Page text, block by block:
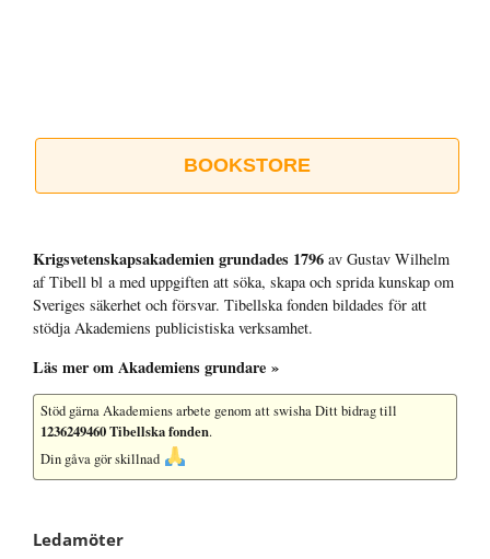
BOOKSTORE
Krigsvetenskap­sakademien grundades 1796 av Gustav Wilhelm
af Tibell bl a med uppgiften att söka, skapa och sprida kunskap om
Sveriges säkerhet och försvar. Tibellska fonden bildades för att
stödja Akademiens publicistiska verksamhet.
Läs mer om Akademiens grundare »
Stöd gärna Akademiens arbete genom att swisha Ditt bidrag till
1236249460 Tibellska fonden.
Din gåva gör skillnad
Ledamöter